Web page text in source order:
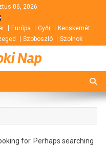
06, 2026
Európa Győr
Kecskemét
Szoboszló Szolnok
Nap
for. Perhaps searching